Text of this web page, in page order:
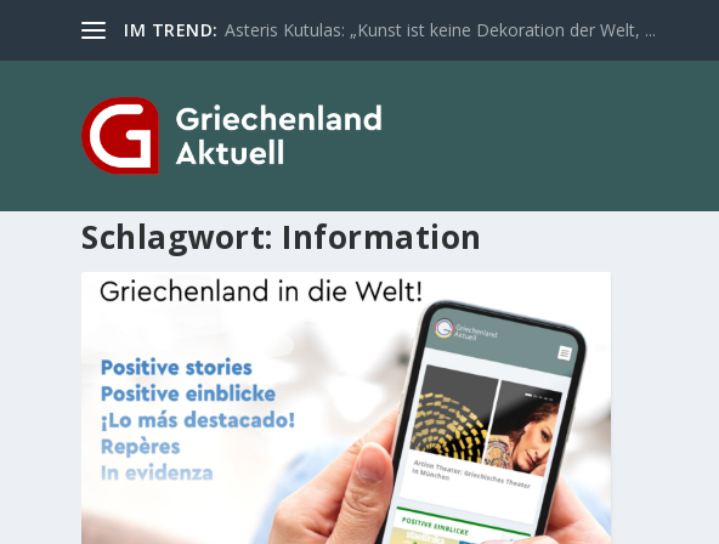
IM TREND: Asteris Kutulas: „Kunst ist keine Dekoration der Welt, ...
Schlagwort: Information